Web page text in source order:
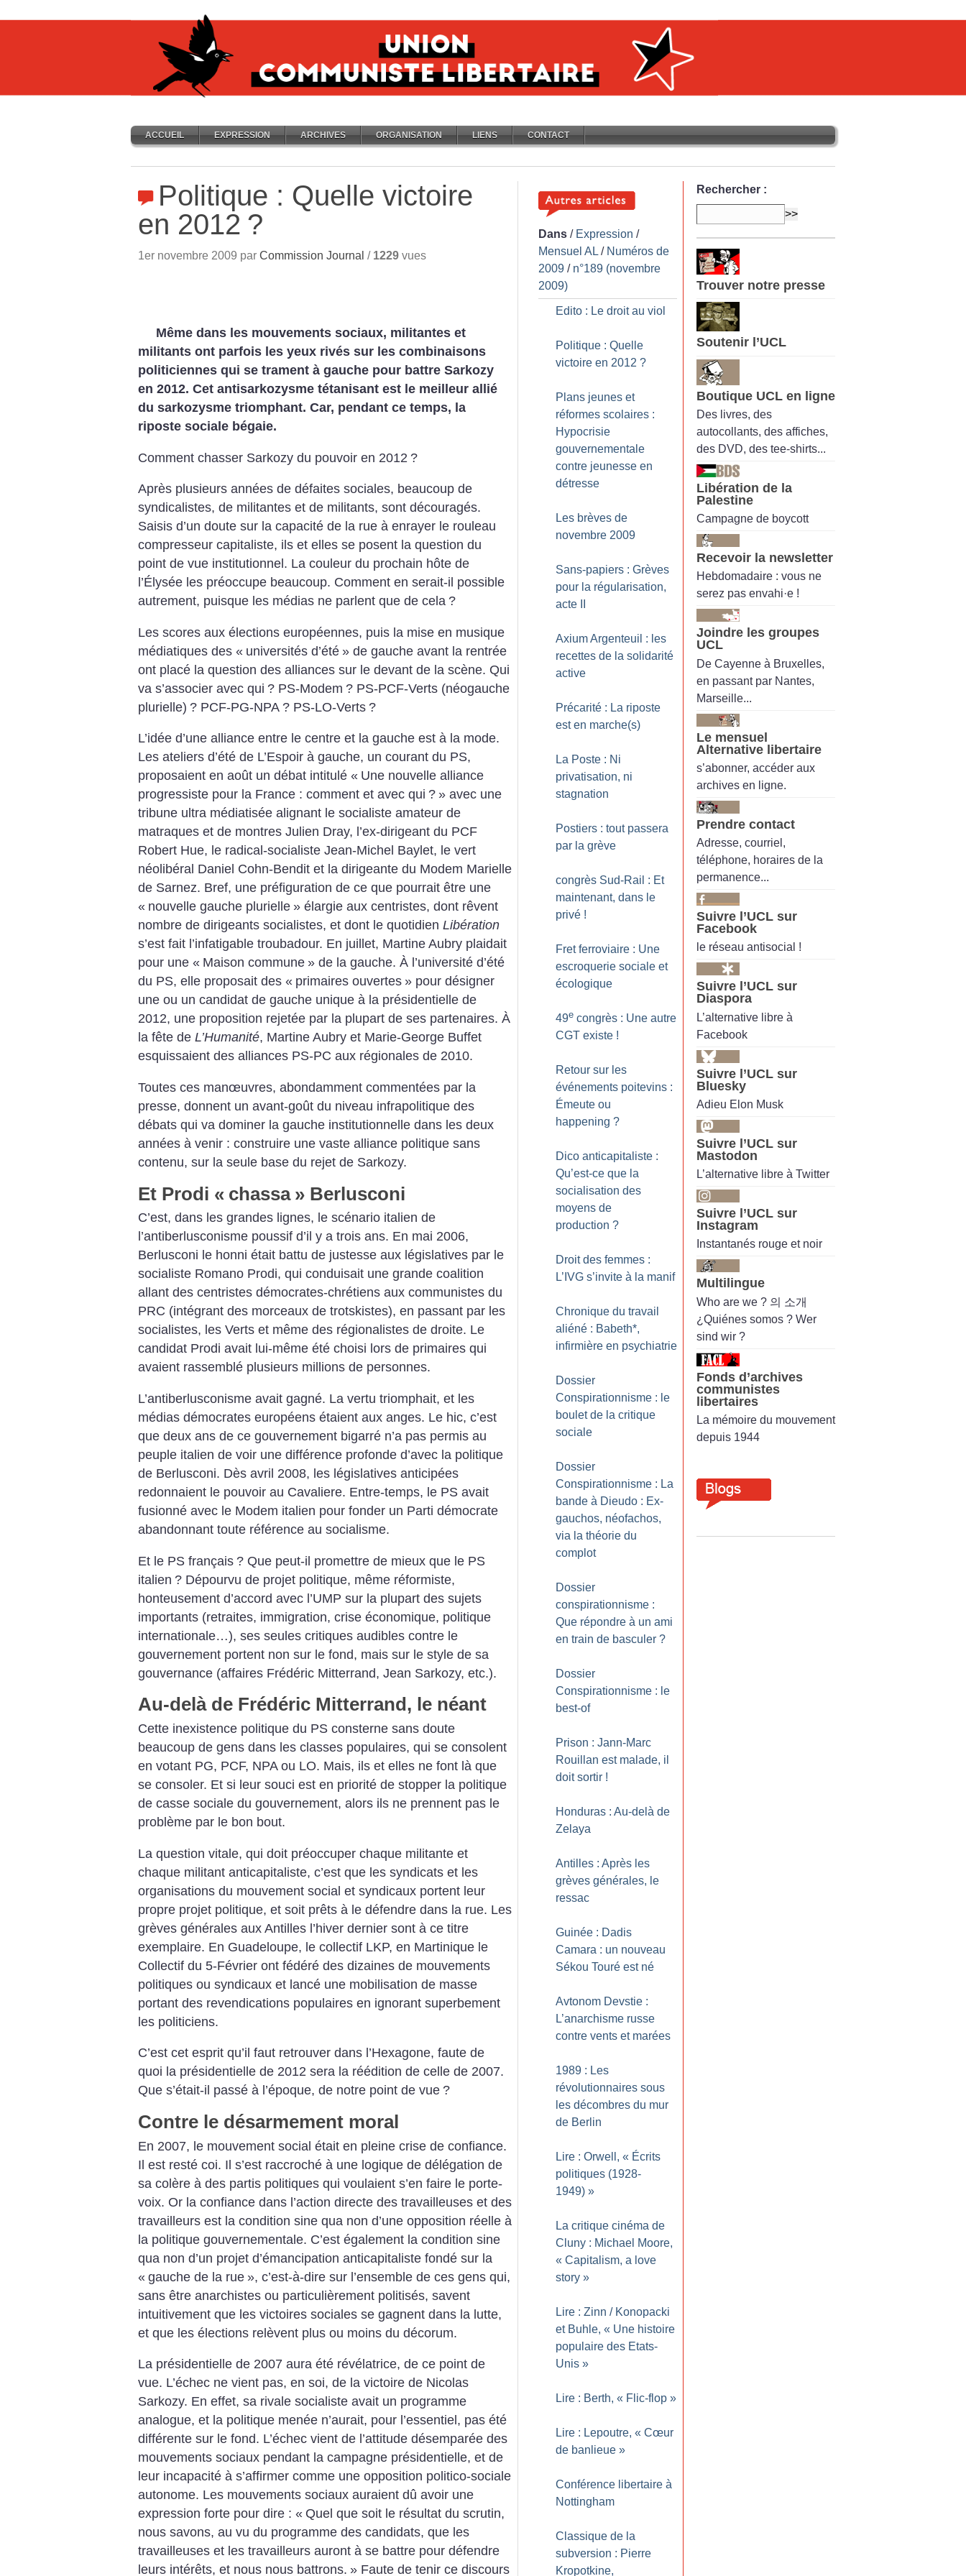
ACCUEIL EXPRESSION ARCHIVES ORGANISATION LIENS CONTACT
Politique : Quelle victoire
en 2012 ?
1er novembre 2009 par Commission Journal / 1229 vues
Même dans les mouvements sociaux, militantes et
militants ont parfois les yeux rivés sur les combinaisons
politiciennes qui se trament à gauche pour battre Sarkozy
en 2012. Cet antisarkozysme tétanisant est le meilleur allié
du sarkozysme triomphant. Car, pendant ce temps, la
riposte sociale bégaie.
Comment chasser Sarkozy du pouvoir en 2012 ?
Après plusieurs années de défaites sociales, beaucoup de
syndicalistes, de militantes et de militants, sont découragés.
Saisis d’un doute sur la capacité de la rue à enrayer le rouleau
compresseur capitaliste, ils et elles se posent la question du
point de vue institutionnel. La couleur du prochain hôte de
l’Élysée les préoccupe beaucoup. Comment en serait-il possible
autrement, puisque les médias ne parlent que de cela ?
Les scores aux élections européennes, puis la mise en musique
médiatiques des « universités d’été » de gauche avant la rentrée
ont placé la question des alliances sur le devant de la scène. Qui
va s’associer avec qui ? PS-Modem ? PS-PCF-Verts (néogauche
plurielle) ? PCF-PG-NPA ? PS-LO-Verts ?
L’idée d’une alliance entre le centre et la gauche est à la mode.
Les ateliers d’été de L’Espoir à gauche, un courant du PS,
proposaient en août un débat intitulé « Une nouvelle alliance
progressiste pour la France : comment et avec qui ? » avec une
tribune ultra médiatisée alignant le socialiste amateur de
matraques et de montres Julien Dray, l’ex-dirigeant du PCF
Robert Hue, le radical-socialiste Jean-Michel Baylet, le vert
néolibéral Daniel Cohn-Bendit et la dirigeante du Modem Marielle
de Sarnez. Bref, une préfiguration de ce que pourrait être une
« nouvelle gauche plurielle » élargie aux centristes, dont rêvent
nombre de dirigeants socialistes, et dont le quotidien Libération
s’est fait l’infatigable troubadour. En juillet, Martine Aubry plaidait
pour une « Maison commune » de la gauche. À l’université d’été
du PS, elle proposait des « primaires ouvertes » pour désigner
une ou un candidat de gauche unique à la présidentielle de
2012, une proposition rejetée par la plupart de ses partenaires. À
la fête de L’Humanité, Martine Aubry et Marie-George Buffet
esquissaient des alliances PS-PC aux régionales de 2010.
Toutes ces manœuvres, abondamment commentées par la
presse, donnent un avant-goût du niveau infrapolitique des
débats qui va dominer la gauche institutionnelle dans les deux
années à venir : construire une vaste alliance politique sans
contenu, sur la seule base du rejet de Sarkozy.
Et Prodi « chassa » Berlusconi
C’est, dans les grandes lignes, le scénario italien de
l’antiberlusconisme poussif d’il y a trois ans. En mai 2006,
Berlusconi le honni était battu de justesse aux législatives par le
socialiste Romano Prodi, qui conduisait une grande coalition
allant des centristes démocrates-chrétiens aux communistes du
PRC (intégrant des morceaux de trotskistes), en passant par les
socialistes, les Verts et même des régionalistes de droite. Le
candidat Prodi avait lui-même été choisi lors de primaires qui
avaient rassemblé plusieurs millions de personnes.
L’antiberlusconisme avait gagné. La vertu triomphait, et les
médias démocrates européens étaient aux anges. Le hic, c’est
que deux ans de ce gouvernement bigarré n’a pas permis au
peuple italien de voir une différence profonde d’avec la politique
de Berlusconi. Dès avril 2008, les législatives anticipées
redonnaient le pouvoir au Cavaliere. Entre-temps, le PS avait
fusionné avec le Modem italien pour fonder un Parti démocrate
abandonnant toute référence au socialisme.
Et le PS français ? Que peut-il promettre de mieux que le PS
italien ? Dépourvu de projet politique, même réformiste,
honteusement d’accord avec l’UMP sur la plupart des sujets
importants (retraites, immigration, crise économique, politique
internationale…), ses seules critiques audibles contre le
gouvernement portent non sur le fond, mais sur le style de sa
gouvernance (affaires Frédéric Mitterrand, Jean Sarkozy, etc.).
Au-delà de Frédéric Mitterrand, le néant
Cette inexistence politique du PS consterne sans doute
beaucoup de gens dans les classes populaires, qui se consolent
en votant PG, PCF, NPA ou LO. Mais, ils et elles ne font là que
se consoler. Et si leur souci est en priorité de stopper la politique
de casse sociale du gouvernement, alors ils ne prennent pas le
problème par le bon bout.
La question vitale, qui doit préoccuper chaque militante et
chaque militant anticapitaliste, c’est que les syndicats et les
organisations du mouvement social et syndicaux portent leur
propre projet politique, et soit prêts à le défendre dans la rue. Les
grèves générales aux Antilles l’hiver dernier sont à ce titre
exemplaire. En Guadeloupe, le collectif LKP, en Martinique le
Collectif du 5-Février ont fédéré des dizaines de mouvements
politiques ou syndicaux et lancé une mobilisation de masse
portant des revendications populaires en ignorant superbement
les politiciens.
C’est cet esprit qu’il faut retrouver dans l’Hexagone, faute de
quoi la présidentielle de 2012 sera la réédition de celle de 2007.
Que s’était-il passé à l’époque, de notre point de vue ?
Contre le désarmement moral
En 2007, le mouvement social était en pleine crise de confiance.
Il est resté coi. Il s’est raccroché à une logique de délégation de
sa colère à des partis politiques qui voulaient s’en faire le porte-
voix. Or la confiance dans l’action directe des travailleuses et des
travailleurs est la condition sine qua non d’une opposition réelle à
la politique gouvernementale. C’est également la condition sine
qua non d’un projet d’émancipation anticapitaliste fondé sur la
« gauche de la rue », c’est-à-dire sur l’ensemble de ces gens qui,
sans être anarchistes ou particulièrement politisés, savent
intuitivement que les victoires sociales se gagnent dans la lutte,
et que les élections relèvent plus ou moins du décorum.
La présidentielle de 2007 aura été révélatrice, de ce point de
vue. L’échec ne vient pas, en soi, de la victoire de Nicolas
Sarkozy. En effet, sa rivale socialiste avait un programme
analogue, et la politique menée n’aurait, pour l’essentiel, pas été
différente sur le fond. L’échec vient de l’attitude désemparée des
mouvements sociaux pendant la campagne présidentielle, et de
leur incapacité à s’affirmer comme une opposition politico-sociale
autonome. Les mouvements sociaux auraient dû avoir une
expression forte pour dire : « Quel que soit le résultat du scrutin,
nous savons, au vu du programme des candidats, que les
travailleuses et les travailleurs auront à se battre pour défendre
leurs intérêts, et nous nous battrons. » Faute de tenir ce discours
Dans / Expression /
Mensuel AL / Numéros de
2009 / n°189 (novembre
2009)
Edito : Le droit au viol
Politique : Quelle
victoire en 2012 ?
Plans jeunes et
réformes scolaires :
Hypocrisie
gouvernementale
contre jeunesse en
détresse
Les brèves de
novembre 2009
Sans-papiers : Grèves
pour la régularisation,
acte II
Axium Argenteuil : les
recettes de la solidarité
active
Précarité : La riposte
est en marche(s)
La Poste : Ni
privatisation, ni
stagnation
Postiers : tout passera
par la grève
congrès Sud-Rail : Et
maintenant, dans le
privé !
Fret ferroviaire : Une
escroquerie sociale et
écologique
49e congrès : Une autre
CGT existe !
Retour sur les
événements poitevins :
Émeute ou
happening ?
Dico anticapitaliste :
Qu’est-ce que la
socialisation des
moyens de
production ?
Droit des femmes :
L’IVG s’invite à la manif
Chronique du travail
aliéné : Babeth*,
infirmière en psychiatrie
Dossier
Conspirationnisme : le
boulet de la critique
sociale
Dossier
Conspirationnisme : La
bande à Dieudo : Ex-
gauchos, néofachos,
via la théorie du
complot
Dossier
conspirationnisme :
Que répondre à un ami
en train de basculer ?
Dossier
Conspirationnisme : le
best-of
Prison : Jann-Marc
Rouillan est malade, il
doit sortir !
Honduras : Au-delà de
Zelaya
Antilles : Après les
grèves générales, le
ressac
Guinée : Dadis
Camara : un nouveau
Sékou Touré est né
Avtonom Devstie :
L’anarchisme russe
contre vents et marées
1989 : Les
révolutionnaires sous
les décombres du mur
de Berlin
Lire : Orwell, « Écrits
politiques (1928-
1949) »
La critique cinéma de
Cluny : Michael Moore,
« Capitalism, a love
story »
Lire : Zinn / Konopacki
et Buhle, « Une histoire
populaire des Etats-
Unis »
Lire : Berth, « Flic-flop »
Lire : Lepoutre, « Cœur
de banlieue »
Conférence libertaire à
Nottingham
Classique de la
subversion : Pierre
Kropotkine,
Rechercher :
Trouver notre presse
Soutenir l’UCL
Boutique UCL en ligne
Des livres, des
autocollants, des affiches,
des DVD, des tee-shirts...
Libération de la
Palestine
Campagne de boycott
Recevoir la newsletter
Hebdomadaire : vous ne
serez pas envahi·e !
Joindre les groupes
UCL
De Cayenne à Bruxelles,
en passant par Nantes,
Marseille...
Le mensuel
Alternative libertaire
s’abonner, accéder aux
archives en ligne.
Prendre contact
Adresse, courriel,
téléphone, horaires de la
permanence...
Suivre l’UCL sur
Facebook
le réseau antisocial !
Suivre l’UCL sur
Diaspora
L’alternative libre à
Facebook
Suivre l’UCL sur
Bluesky
Adieu Elon Musk
Suivre l’UCL sur
Mastodon
L’alternative libre à Twitter
Suivre l’UCL sur
Instagram
Instantanés rouge et noir
Multilingue
Who are we ? 의 소개
¿Quiénes somos ? Wer
sind wir ?
Fonds d’archives
communistes
libertaires
La mémoire du mouvement
depuis 1944